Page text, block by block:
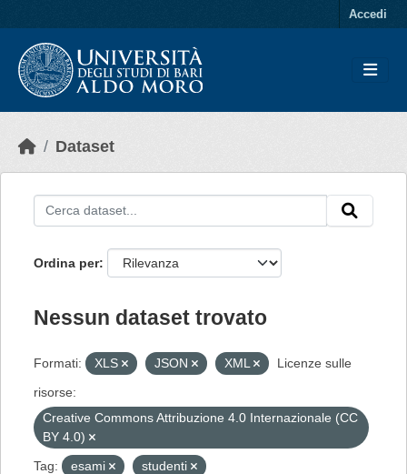
Accedi
Dataset
Ordina per
Nessun dataset trovato
Formati: XLS JSON XML
Licenze sulle
risorse:
Creative Commons Attribuzione 4.0 Internazionale (CC
BY 4.0)
Tag:
esami studenti